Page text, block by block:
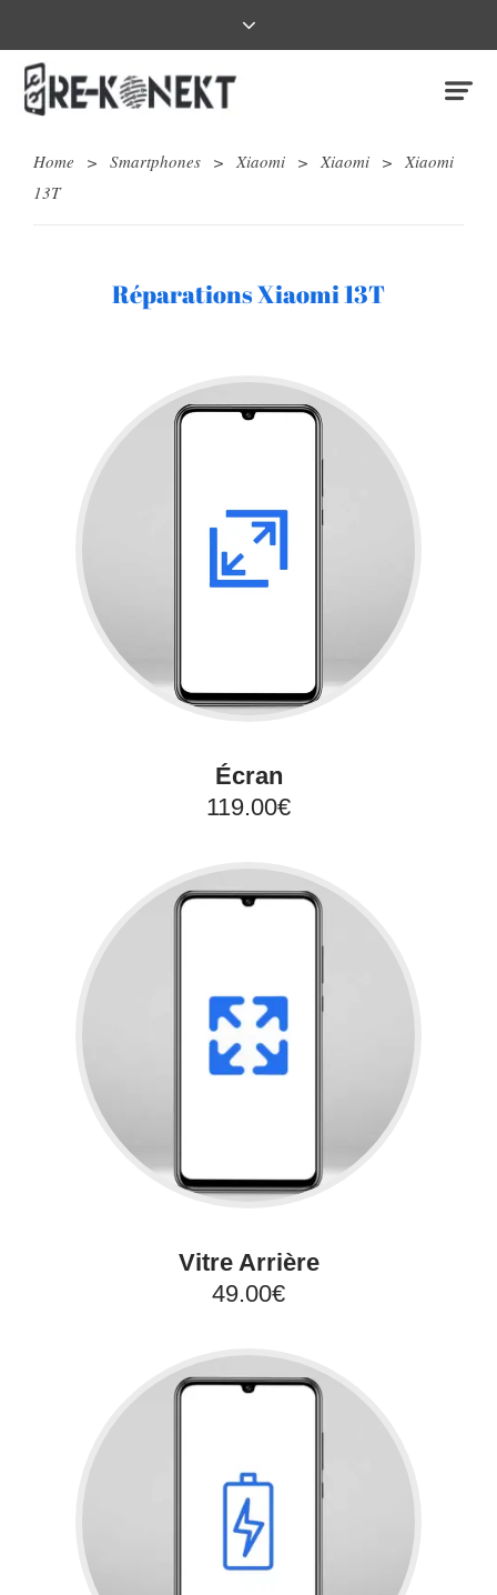
Home > Smartphones > Xiaomi > Xiaomi > Xiaomi
13T
Réparations Xiaomi 13T
Écran
119.00€
Vitre Arrière
49.00€